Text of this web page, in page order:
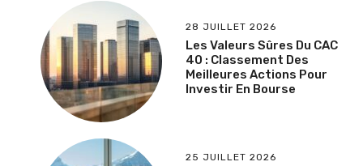
28 JUILLET 2026
Les Valeurs Sûres Du CAC
40 : Classement Des
Meilleures Actions Pour
Investir En Bourse
25 JUILLET 2026